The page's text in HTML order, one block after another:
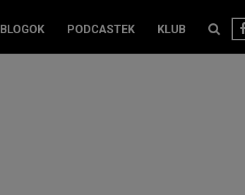
BLOGOK PODCASTEK KLUB